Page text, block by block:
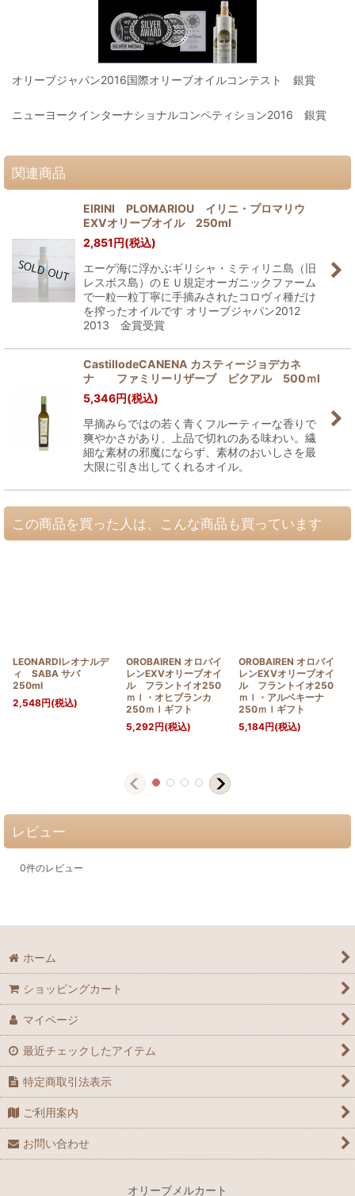
オリーブジャパン2016国際オリーブオイルコンテスト 銀賞
ニューヨークインターナショナルコンペティション2016 銀賞
関連商品
EIRINI PLOMARIOU イリニ・プロマリウ
EXVオリーブオイル 250ml
2,851円(税込)
エーゲ海に浮かぶギリシャ・ミティリニ島（旧
レスボス島）のＥＵ規定オーガニックファーム
で一粒一粒丁寧に手摘みされたコロヴィ種だけ
を搾ったオイルです オリーブジャパン2012
2013 金賞受賞
CastillodeCANENA カスティージョデカネ
ナ ファミリーリザーブ ピクアル 500ｍⅼ
5,346円(税込)
早摘みらではの若く青くフルーティーな香りで
爽やかさがあり、上品で切れのある味わい。繊
細な素材の邪魔にならず、素材のおいしさを最
大限に引き出してくれるオイル。
この商品を買った人は、こんな商品も買っています
LEONARDIレオナルデ
ィ SABA サバ
250ml
2,548円(税込)
OROBAIREN オロバイ
レンEXVオリーブオイ
ル フラントイオ250
ｍｌ・オヒブランカ
250ｍｌギフト
5,292円(税込)
OROBAIREN オロバイ
レンEXVオリーブオイ
ル フラントイオ250
ｍｌ・アルベキーナ
250ｍｌギフト
5,184円(税込)
レビュー
0件のレビュー
ホーム
ショッピングカート
マイページ
最近チェックしたアイテム
特定商取引法表示
ご利用案内
お問い合わせ
オリーブメルカート